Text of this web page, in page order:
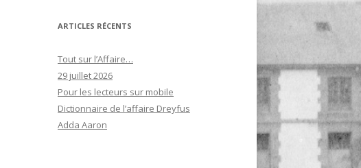
ARTICLES RÉCENTS
Tout sur l’Affaire…
29 juillet 2026
Pour les lecteurs sur mobile
Dictionnaire de l’affaire Dreyfus
Adda Aaron